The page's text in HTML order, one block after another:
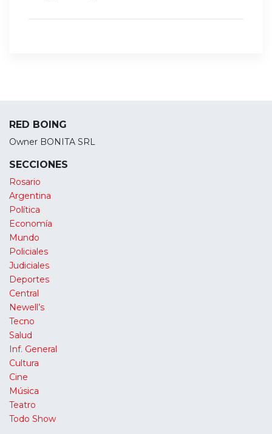
RED BOING
Owner BONITA SRL
SECCIONES
Rosario
Argentina
Política
Economía
Mundo
Policiales
Judiciales
Deportes
Central
Newell’s
Tecno
Salud
Inf. General
Cultura
Cine
Música
Teatro
Todo Show